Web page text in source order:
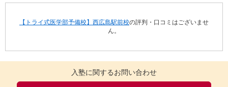
【トライ式医学部予備校】西広島駅前校の評判・口コミはございませ
ん。
入塾に関するお問い合わせ